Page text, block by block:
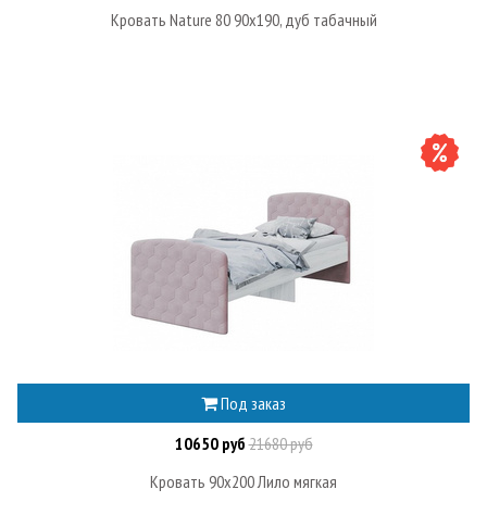
Кровать Nature 80 90х190, дуб табачный
Под заказ
10650 руб21680 руб
Кровать 90х200 Лило мягкая